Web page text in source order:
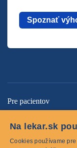
Spoznať
Pre pacientov
Na lekar.sk
Cookies používame